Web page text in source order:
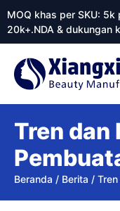
MOQ khas per SKU:
20k+.NDA & dukungan
Tren dan
Beranda / Berita /